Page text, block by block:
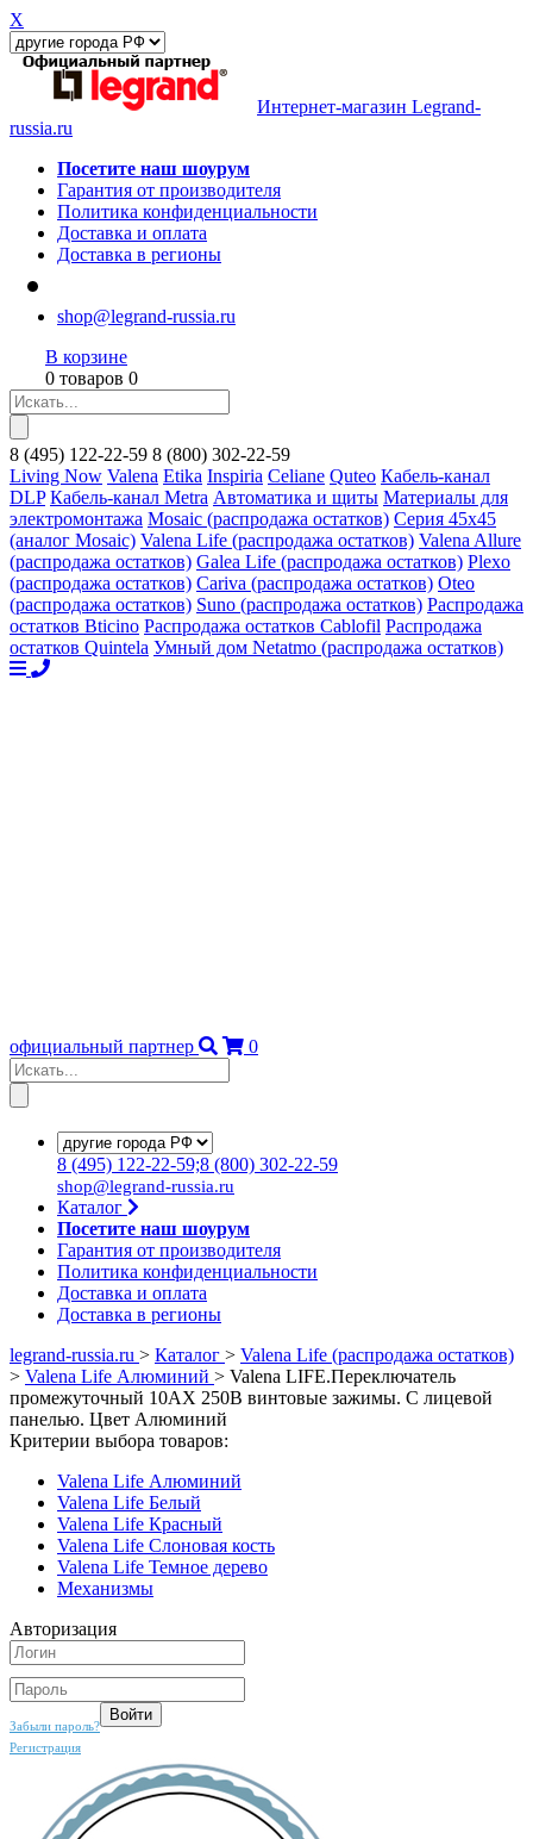
X
Интернет-магазин Legrand-
russia.ru
Посетите наш шоурум
Гарантия от производителя
Политика конфиденциальности
Доставка и оплата
Доставка в регионы
shop@legrand-russia.ru
В корзине
0 товаров 0
8 (495) 122-22-59 8 (800) 302-22-59
Living Now Valena Etika Inspiria Celiane Quteo Кабель-канал
DLP Кабель-канал Metra Автоматика и щиты Материалы для
электромонтажа Mosaic (распродажа остатков) Серия 45х45
(аналог Mosaic) Valena Life (распродажа остатков) Valena Allure
(распродажа остатков) Galea Life (распродажа остатков) Plexo
(распродажа остатков) Cariva (распродажа остатков) Oteo
(распродажа остатков) Suno (распродажа остатков) Распродажа
остатков Bticino Распродажа остатков Cablofil Распродажа
остатков Quintela Умный дом Netatmo (распродажа остатков)
официальный партнер 0
8 (495) 122-22-59;8 (800) 302-22-59
shop@legrand-russia.ru
Каталог
Посетите наш шоурум
Гарантия от производителя
Политика конфиденциальности
Доставка и оплата
Доставка в регионы
legrand-russia.ru > Каталог > Valena Life (распродажа остатков)
> Valena Life Алюминий > Valena LIFE.Переключатель
промежуточный 10АХ 250В винтовые зажимы. С лицевой
панелью. Цвет Алюминий
Критерии выбора товаров:
Valena Life Алюминий
Valena Life Белый
Valena Life Красный
Valena Life Слоновая кость
Valena Life Темное дерево
Механизмы
Авторизация
Забыли пароль?
Регистрация